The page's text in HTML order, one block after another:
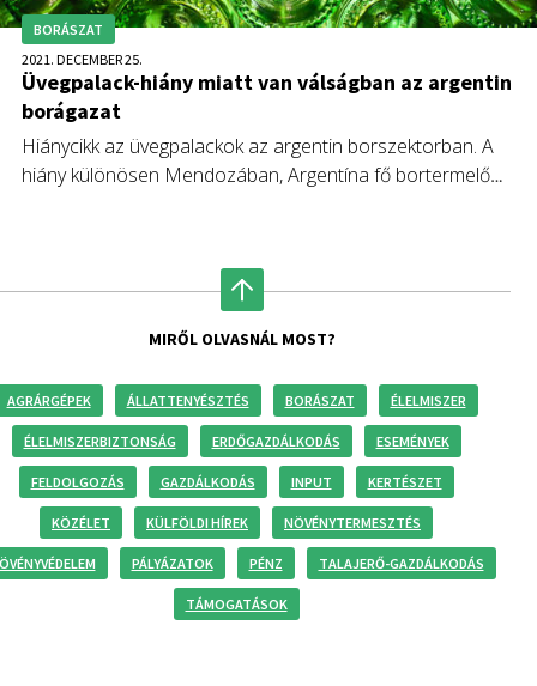
BORÁSZAT
2021. DECEMBER 25.
Üvegpalack-hiány miatt van válságban az argentin
borágazat
Hiánycikk az üvegpalackok az argentin borszektorban. A
hiány különösen Mendozában, Argentína fő bortermelő
MIRŐL OLVASNÁL MOST?
AGRÁRGÉPEK ÁLLATTENYÉSZTÉS BORÁSZAT ÉLELMISZER
ÉLELMISZERBIZTONSÁG ERDŐGAZDÁLKODÁS ESEMÉNYEK
FELDOLGOZÁS GAZDÁLKODÁS INPUT KERTÉSZET
KÖZÉLET KÜLFÖLDI HÍREK NÖVÉNYTERMESZTÉS
PÁLYÁZATOK PÉNZ TALAJERŐ-GAZDÁLKODÁS
TÁMOGATÁSOK